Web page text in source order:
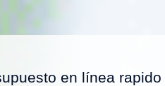
en línea rapido